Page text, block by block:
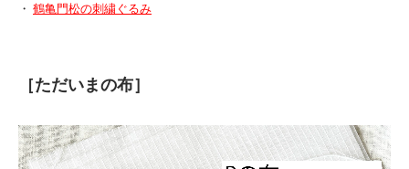
・ 鶴亀門松の刺繍ぐるみ
［ただいまの布］